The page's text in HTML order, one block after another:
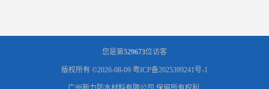
您是第529673位访客
版权所有 ©2026-08-09 粤ICP备2025399241号-1